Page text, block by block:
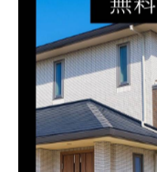
力を高めたり、畳
風にアレンジする
また、リビングと
茶室・書斎として
会社の提案力や施
らしに合ったプラ